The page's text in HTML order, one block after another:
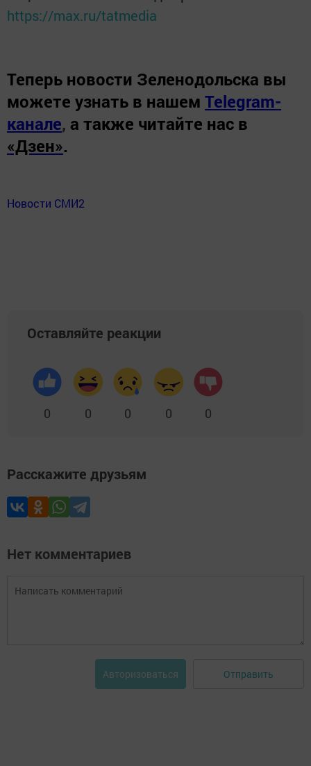
https://max.ru/tatmedia
Теперь новости Зеленодольска вы
можете узнать в нашем Telegram-
канале, а также читайте нас в
«Дзен».
Новости СМИ2
Оставляйте реакции
0 0 0 0 0
Расскажите друзьям
Нет комментариев
Авторизоваться Отправить